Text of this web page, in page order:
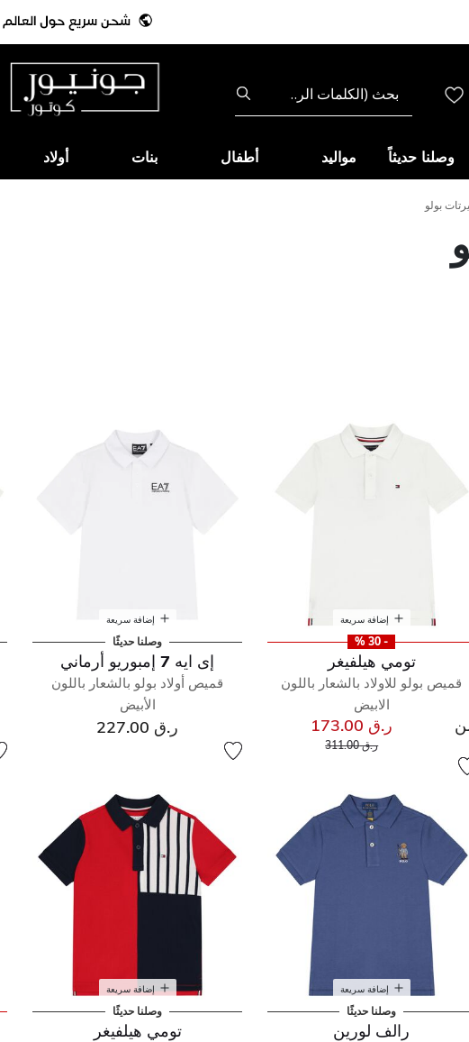
وصلنا حديثاً مواليد أطفال بنات أولاد
بولو
إضافة سريعة
- 30 %
تومي هيلفيغر
قميص بولو للاولاد بالشعار باللون
الابيض
ر.ق 173.00
سعر مخفض من
ر.ق 311.00 إلى
إضافة سريعة
وصلنا حديثًا
إى ايه 7 إمبوريو أرماني
قميص أولاد بولو بالشعار باللون
الأبيض
ر.ق 227.00
إضافة سريعة
وصلنا حديثًا
رالف لورين
إضافة سريعة
وصلنا حديثًا
تومي هيلفيغر